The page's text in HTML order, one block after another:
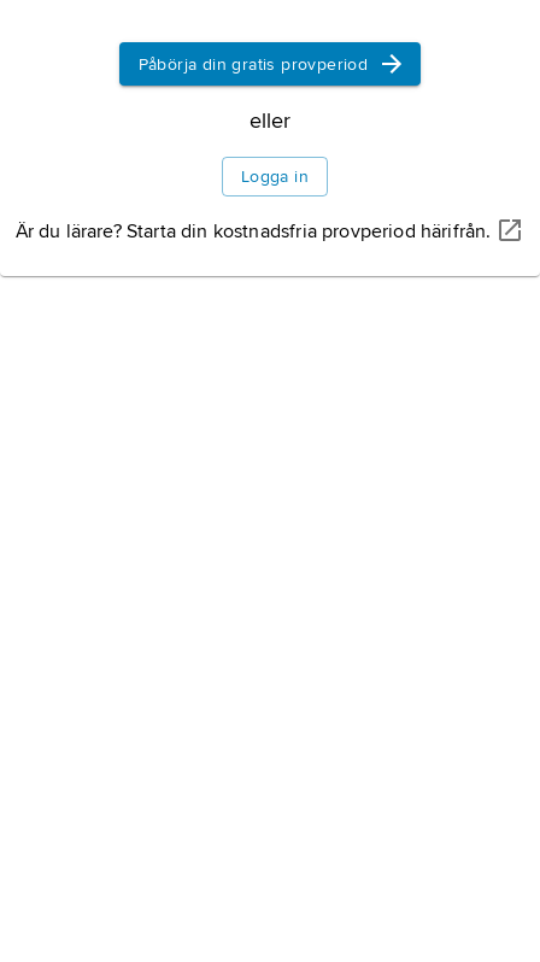
Påbörja din gratis provperiod
eller
Logga in
Är du lärare? Starta din kostnadsfria provperiod härifrån.